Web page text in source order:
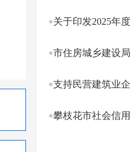
关于印发2025年
市住房城乡建设
支持民营建筑业
攀枝花市社会信